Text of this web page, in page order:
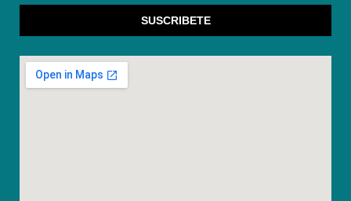
SUSCRIBETE